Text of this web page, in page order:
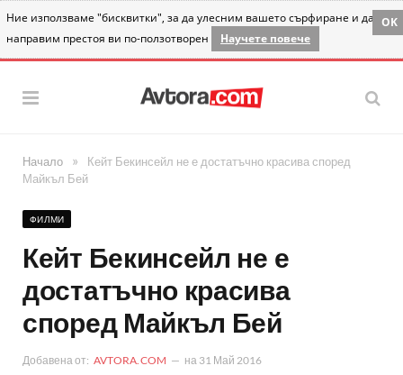
Ние използваме "бисквитки", за да улесним вашето сърфиране и да
направим престоя ви по-ползотворен
Научете повече
OK
Начало »
Кейт Бекинсейл не е достатъчно красива според
Майкъл Бей
ФИЛМИ
Кейт Бекинсейл не е
достатъчно красива
според Майкъл Бей
Добавена от: AVTORA.COM на 31 Май 2016